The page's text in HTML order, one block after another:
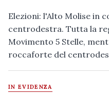
Elezioni: l'Alto Molise in
centrodestra. Tutta la
Movimento 5 Stelle,
roccaforte del
IN EVIDENZA